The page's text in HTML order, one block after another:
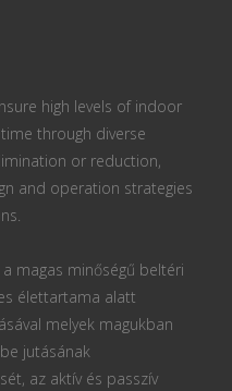
high levels of indoor
through diverse
or reduction,
and operation strategies
magas minőségű beltéri
élettartama alatt
melyek magukban
jutásának
az aktív és passzív